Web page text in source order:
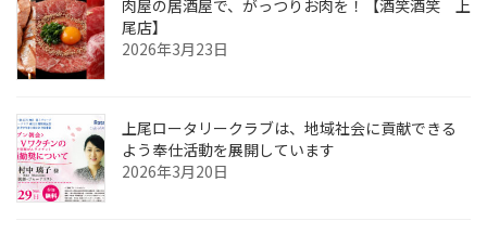
肉屋の居酒屋で、がっつりお肉を！【酒笑酒笑 上
尾店】
2026年3月23日
上尾ロータリークラブは、地域社会に貢献できる
よう奉仕活動を展開しています
2026年3月20日